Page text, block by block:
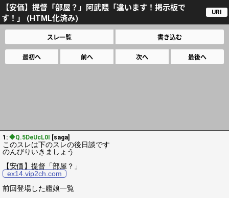
【安価】提督「部屋？」阿武隈「違います！掲示板で
す！」 (HTML化済み)
URI
スレ一覧 書き込む
最初へ 前へ 次へ 最後へ
1: ◆Q.5DeUcL0I [saga]
このスレは下のスレの後日談です
のんびりいきましょう
【安価】提督「部屋？」
ex14.vip2ch.com
前回登場した艦娘一覧